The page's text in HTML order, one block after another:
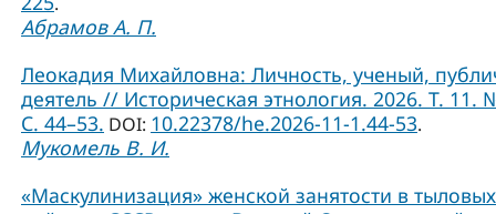
Абрамов А. П.
Леокадия Михайловна: Личность, ученый,
деятель // Историческая этнология. 2026. Т. 11.
С. 44–53. DOI: 10.22378/he.2026-11-1.44-53.
Мукомель В. И.
«Маскулинизация» женской занятости в тыловых